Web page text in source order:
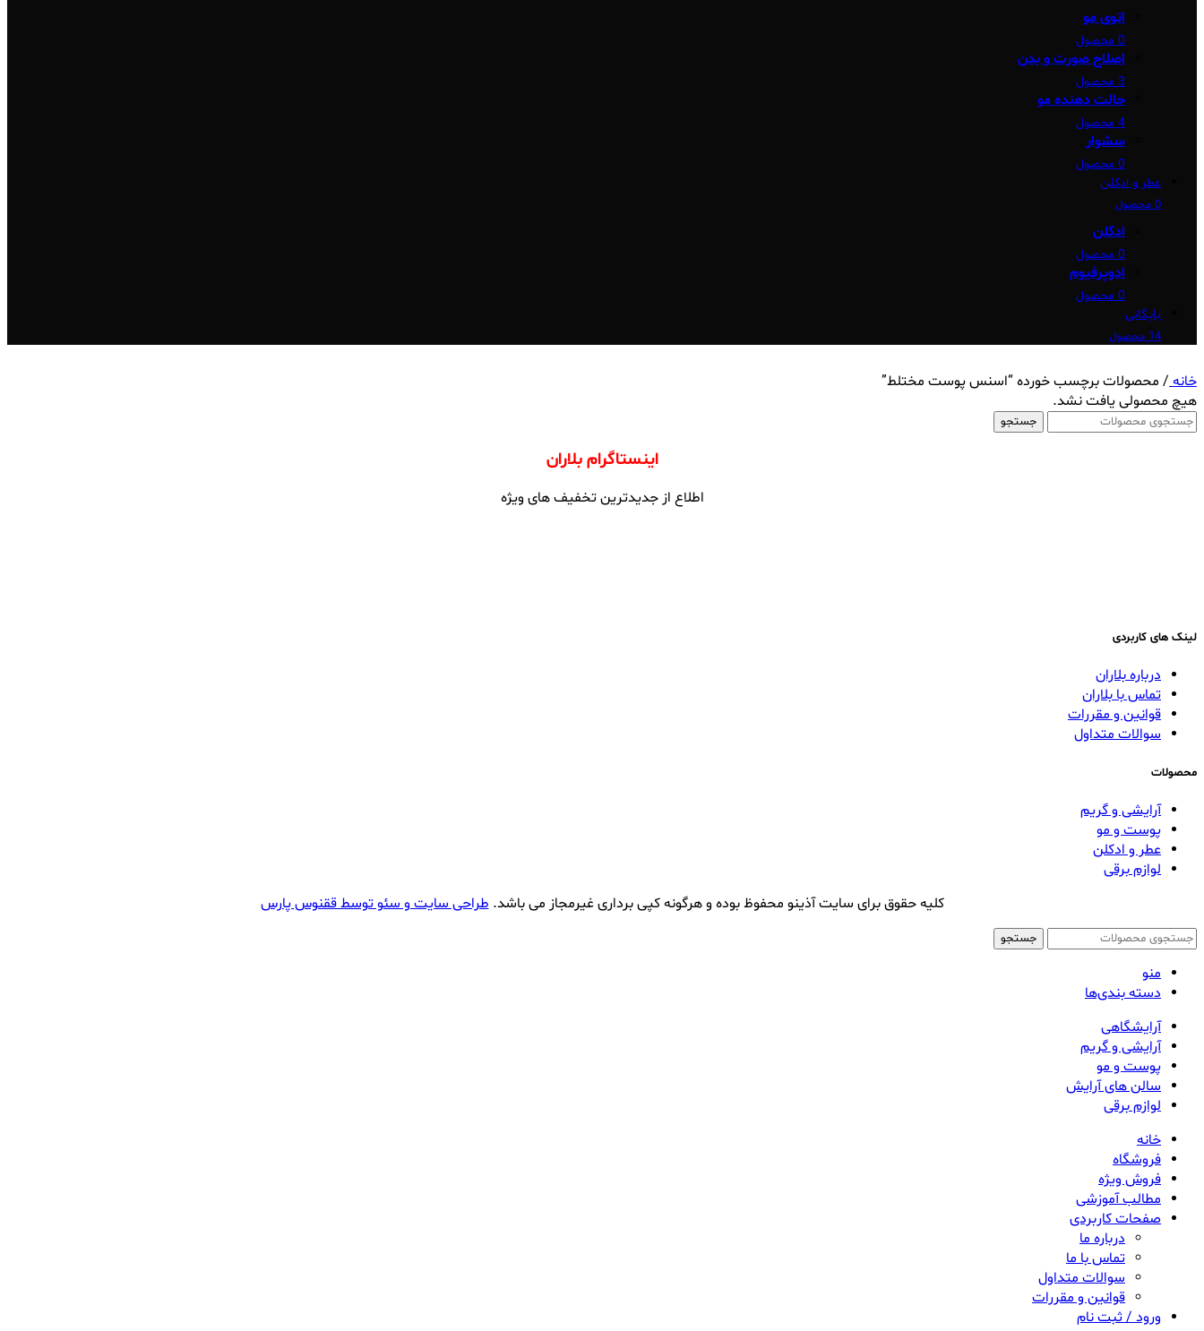
اتوی مو
0 محصول
اصلاح صورت و بدن
3 محصول
حالت دهنده مو
4 محصول
سشوار
0 محصول
عطر و ادکلن
0 محصول
ادکلن
0 محصول
ادوپرفیوم
0 محصول
بایگانی
14 محصول
خانه/ محصولات برچسب خورده “اسنس پوست مختلط”
هیچ محصولی یافت نشد.
جستجو
اینستاگرام بلاران
اطلاع از جدیدترین تخفیف های ویژه
لینک های کاربردی
درباره بلاران
تماس با بلاران
قوانین و مقررات
سوالات متداول
محصولات
آرایشی و گریم
پوست و مو
عطر و ادکلن
لوازم برقی
کلیه حقوق برای سایت آذینو محفوظ بوده و هرگونه کپی برداری غیرمجاز می باشد.طراحی سایت و سئو توسط ققنوس پارس
جستجو
منو
دسته بندی‌ها
آرایشگاهی
آرایشی و گریم
پوست و مو
سالن های آرایش
لوازم برقی
خانه
فروشگاه
فروش ویژه
مطالب آموزشی
صفحات کاربردی
درباره ما
تماس با ما
سوالات متداول
قوانین و مقررات
ورود / ثبت نام